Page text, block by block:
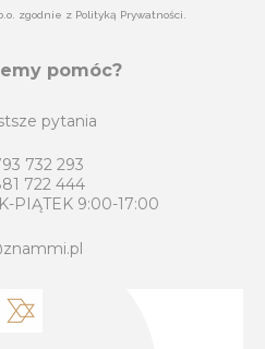
zgodnie z Polityką Prywatności.
pomóc?
pytania
732 293
722 444
PIĄTEK 9:00-17:00